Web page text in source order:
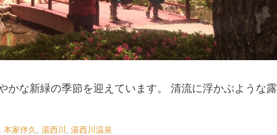
かな新緑の季節を迎えています。 清流に浮かぶような露
本家伴久 湯西川 湯西川温泉